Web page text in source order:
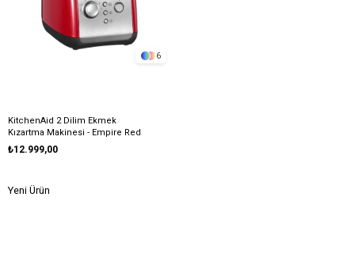
6
KitchenAid 2 Dilim Ekmek
Kızartma Makinesi - Empire Red
₺12.999,00
Yeni Ürün